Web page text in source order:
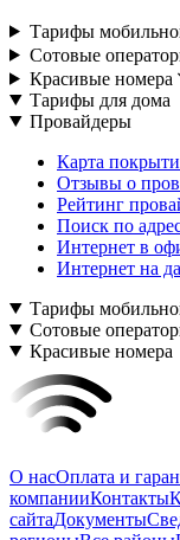
Тарифы
Сотовые
Красивые номера
Тарифы для дома
Провайдеры
Карта
Отзывы о
Рейтинг
Поиск по
Интернет в
Интернет на
Тарифы
Сотовые
Красивые номера
О насОплата и
компанииКонтакты
сайтаДокументы